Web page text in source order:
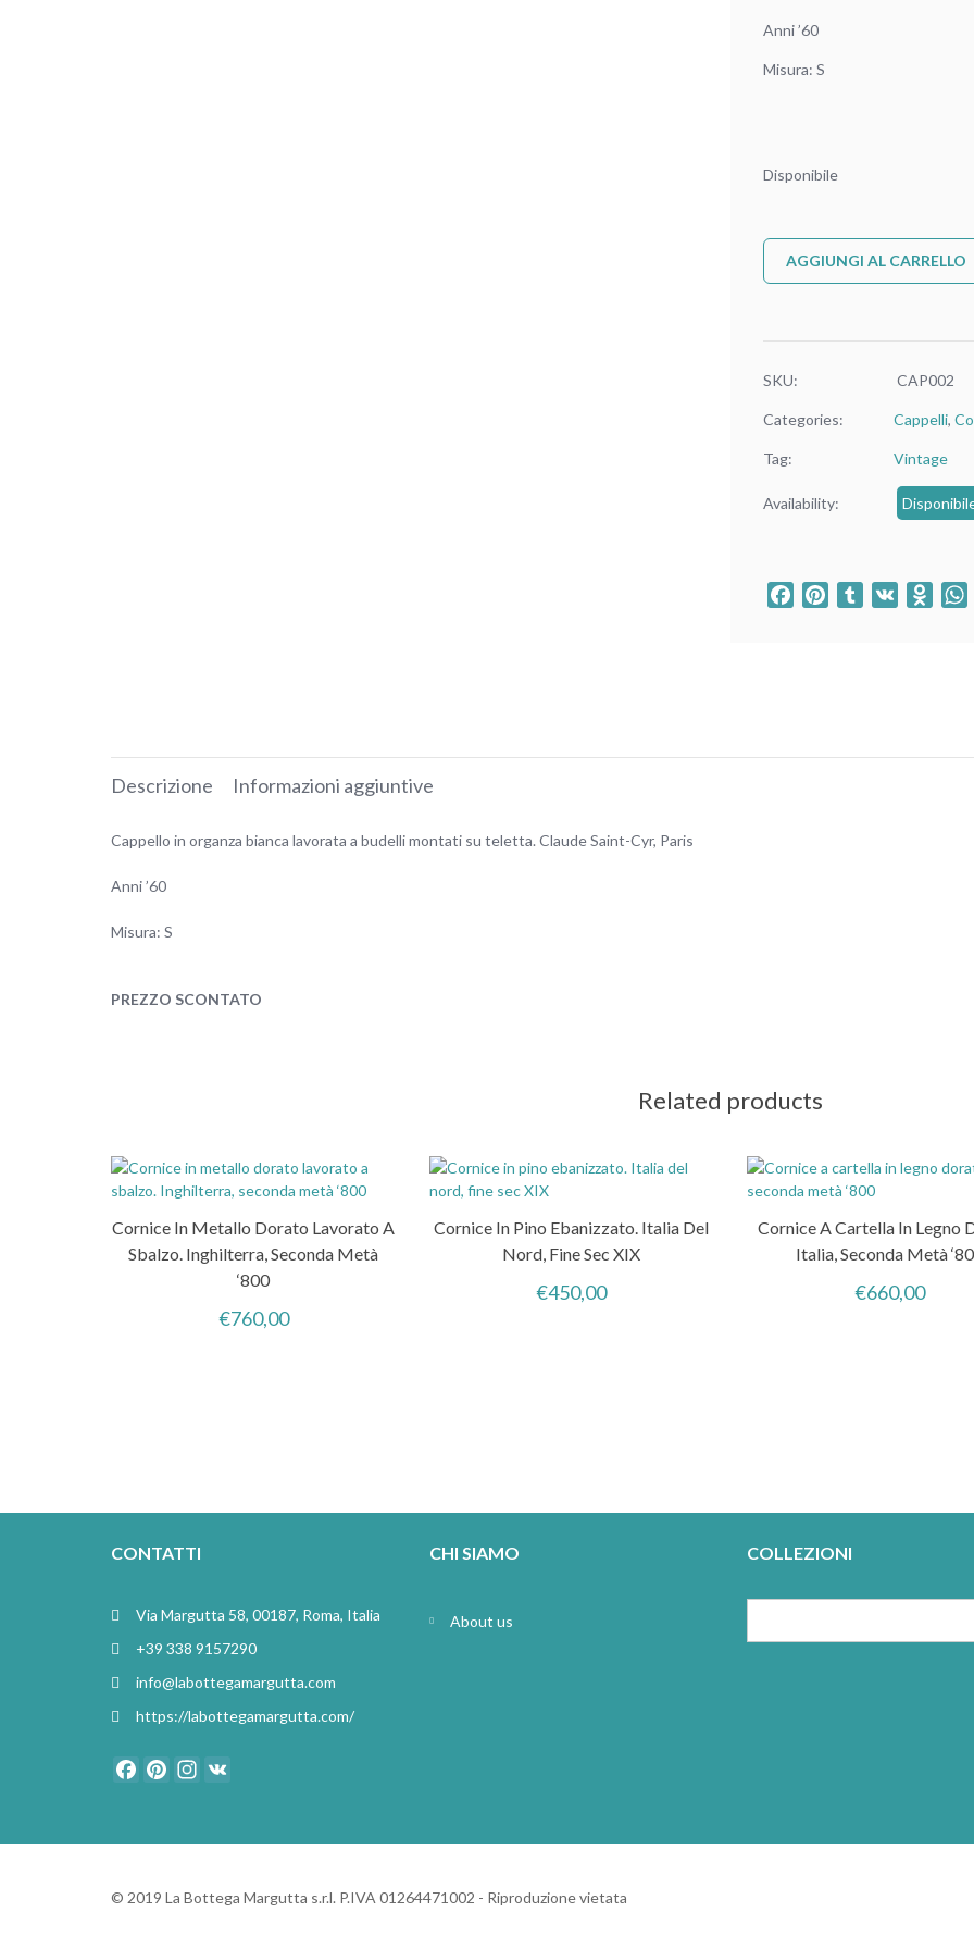
Anni ’60
Misura: S
Disponibile
AGGIUNGI AL CARRELLO
SKU: CAP002
Categories: Cappelli,
Tag: Vintage
Availability:
FacebookPinterestTumblr
VK
Descrizione Informazioni aggiuntive
Cappello in organza bianca lavorata a budelli montati su teletta. Claude Saint-Cyr, Paris
Anni ’60
Misura: S
PREZZO SCONTATO
Related products
Cornice In Metallo Dorato Lavorato A
Sbalzo. Inghilterra, Seconda Metà
‘800
€760,00
Cornice In Pino Ebanizzato. Italia Del
Nord, Fine Sec XIX
€450,00
Cornice A Cartella In Legno
Italia, Seconda Metà
€660,00
CONTATTI
Via Margutta 58, 00187, Roma, Italia
+39 338 9157290
info@labottegamargutta.com
https://labottegamargutta.com/
FacebookPinterestInstagram
CHI SIAMO
About us
COLLEZIONI
© 2019 La Bottega Margutta s.r.l. P.IVA 01264471002 - Riproduzione vietata